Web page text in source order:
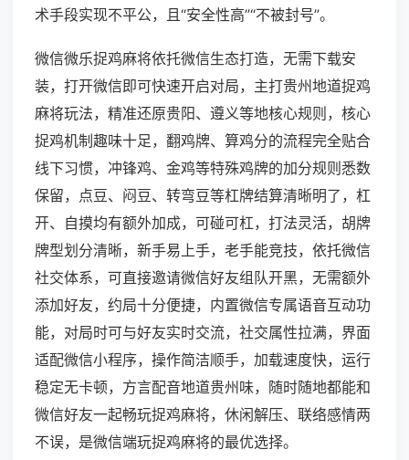
术手段实现不平公，且“安全性高”“不被封号”。
微信微乐捉鸡麻将依托微信生态打造，无需下载安
装，打开微信即可快速开启对局，主打贵州地道捉鸡
麻将玩法，精准还原贵阳、遵义等地核心规则，核心
捉鸡机制趣味十足，翻鸡牌、算鸡分的流程完全贴合
线下习惯，冲锋鸡、金鸡等特殊鸡牌的加分规则悉数
保留，点豆、闷豆、转弯豆等杠牌结算清晰明了，杠
开、自摸均有额外加成，可碰可杠，打法灵活，胡牌
牌型划分清晰，新手易上手，老手能竞技，依托微信
社交体系，可直接邀请微信好友组队开黑，无需额外
添加好友，约局十分便捷，内置微信专属语音互动功
能，对局时可与好友实时交流，社交属性拉满，界面
适配微信小程序，操作简洁顺手，加载速度快，运行
稳定无卡顿，方言配音地道贵州味，随时随地都能和
微信好友一起畅玩捉鸡麻将，休闲解压、联络感情两
不误，是微信端玩捉鸡麻将的最优选择。